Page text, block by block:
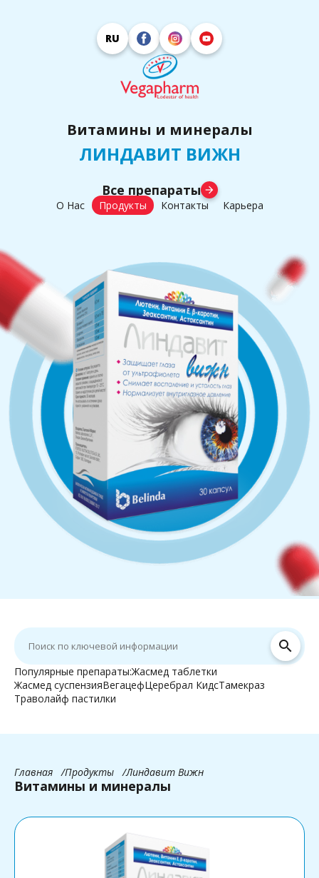
RU
Витамины и минералы
ЛИНДАВИТ ВИЖН
Все препараты arrow_forward
О Нас Продукты Контакты Карьера
search
Популярные препараты:Жасмед таблетки
Жасмед суспензияВегацефЦеребрал КидсТамекраз
Траволайф пастилки
Витамины и минералы
Главная Продукты Линдавит Вижн